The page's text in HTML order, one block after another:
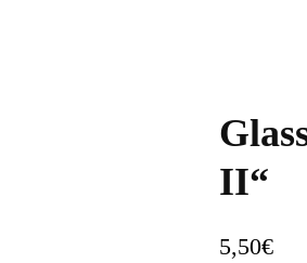
II“
5,50€